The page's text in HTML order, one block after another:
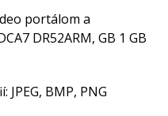
portálom a
DR52ARM, GB 1 GB
BMP, PNG